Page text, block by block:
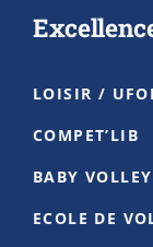
manière
apprécié
LOISIR /
COMPET’LIB
BABY VOLLEY
ECOLE DE